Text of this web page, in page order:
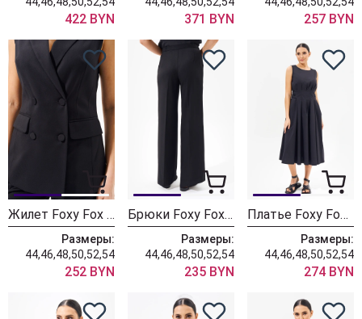
422 BYN 371 BYN 257 BYN
Жилет Foxy Fox 1567 черный
Размеры:
44,46,48,50,52,54
252 BYN
Брюки Foxy Fox 1568 черный
Размеры:
44,46,48,50,52,54
235 BYN
Платье Foxy Fox 1569 черный
Размеры:
44,46,48,50,52,54
274 BYN